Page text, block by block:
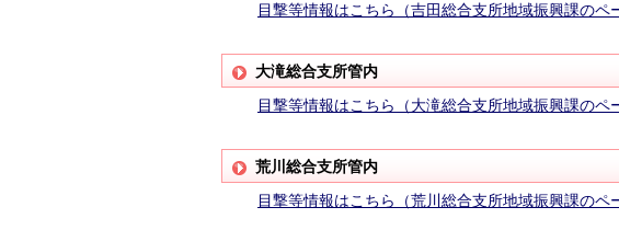
目撃等情報はこちら（吉田総合支所地域振興課のペ
大滝総合支所管内
目撃等情報はこちら（大滝総合支所地域振興課のペ
荒川総合支所管内
目撃等情報はこちら（荒川総合支所地域振興課のペ